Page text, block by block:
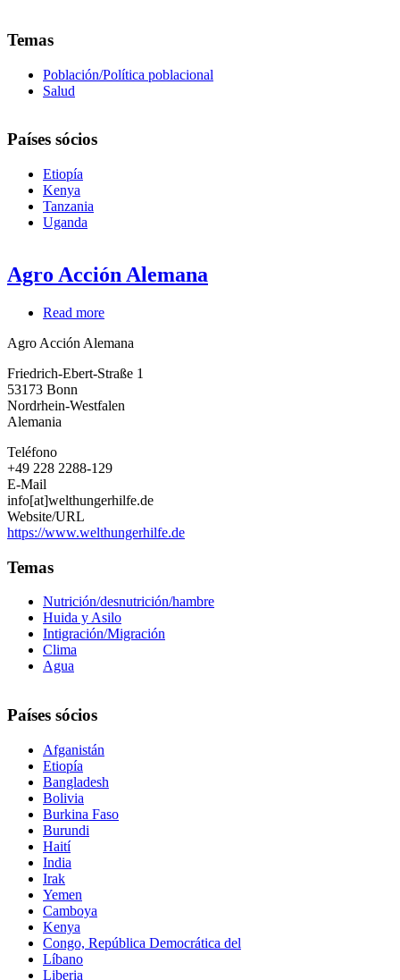
Temas
Población/Política poblacional
Salud
Países sócios
Etiopía
Kenya
Tanzania
Uganda
Agro Acción Alemana
Read more
Acción
Agro Acción Alemana
Friedrich-Ebert-Straße 1
53173 Bonn
Nordrhein-Westfalen
Alemania
Teléfono
+49 228 2288-129
E-Mail
info[at]welthungerhilfe.de
Website/URL
https://www.welthungerhilfe.de
Temas
Nutrición/desnutrición/hambre
Huida y Asilo
Intigración/Migración
Clima
Agua
Países sócios
Afganistán
Etiopía
Bangladesh
Bolivia
Burkina Faso
Burundi
Haití
India
Irak
Yemen
Camboya
Kenya
Congo, República Democrática del
Líbano
Liberia